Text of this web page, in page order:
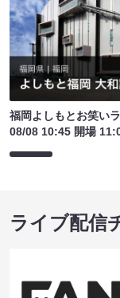
福岡よしもとお笑い
08/08 10:45 開場
ライブ配信